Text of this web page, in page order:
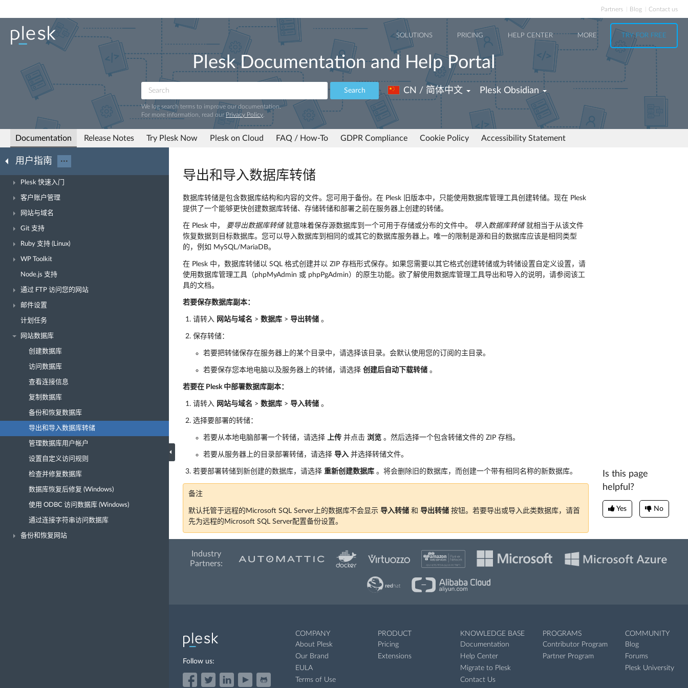
Partners Blog Contact us
SOLUTIONS PRICING HELP CENTER MORE TRY FOR FREE
Plesk Documentation and Help Portal
Search
We log search terms to improve our documentation.
For more information, read our Privacy Policy
CN / 简体中文 Plesk Obsidian
Documentation Release Notes Try Plesk Now Plesk on Cloud FAQ / How-To GDPR Compliance Cookie Policy Accessibility Statement
用户指南 ···
Plesk 快速入门
客户账户管理
网站与域名
Git 支持
Ruby 支持 (Linux)
WP Toolkit
Node.js 支持
通过 FTP 访问您的网站
邮件设置
计划任务
网站数据库
创建数据库
访问数据库
查看连接信息
复制数据库
备份和恢复数据库
导出和导入数据库转储
管理数据库用户帐户
设置自定义访问规则
检查并修复数据库
数据库恢复后修复 (Windows)
使用 ODBC 访问数据库 (Windows)
通过连接字符串访问数据库
备份和恢复网站
导出和导入数据库转储
数据库转储是包含数据库结构和内容的文件。您可用于备份。在 Plesk 旧版本中，只能使用数据库管理工具创建转储。现在 Plesk
提供了一个能够更快创建数据库转储、存储转储和部署之前在服务器上创建的转储。
在 Plesk 中， 要导出数据库转储就意味着保存源数据库到一个可用于存储或分布的文件中。 导入数据库转储就相当于从该文件
恢复数据到目标数据库。您可以导入数据库到相同的或其它的数据库服务器上。唯一的限制是源和目的数据库应该是相同类型
的，例如 MySQL/MariaDB。
在 Plesk 中，数据库转储以 SQL 格式创建并以 ZIP 存档形式保存。如果您需要以其它格式创建转储或为转储设置自定义设置，请
使用数据库管理工具（phpMyAdmin 或 phpPgAdmin）的原生功能。欲了解使用数据库管理工具导出和导入的说明，请参阅该工
具的文档。
若要保存数据库副本：
请转入 网站与域名 > 数据库 > 导出转储 。
保存转储：
若要把转储保存在服务器上的某个目录中，请选择该目录。会默认使用您的订阅的主目录。
若要保存您本地电脑以及服务器上的转储，请选择 创建后自动下载转储 。
若要在 Plesk 中部署数据库副本：
请转入 网站与域名 > 数据库 > 导入转储 。
选择要部署的转储：
若要从本地电脑部署一个转储，请选择 上传 并点击 浏览 。然后选择一个包含转储文件的 ZIP 存档。
若要从服务器上的目录部署转储，请选择 导入 并选择转储文件。
若要部署转储到新创建的数据库，请选择 重新创建数据库 。将会删除旧的数据库，而创建一个带有相同名称的新数据库。
备注
默认托管于远程的Microsoft SQL Server上的数据库不会显示 导入转储 和 导出转储 按钮。若要导出或导入此类数据库，请首
先为远程的Microsoft SQL Server配置备份设置。
Is this page
helpful?
Yes No
Industry
Partners:
Follow us:
COMPANY
About Plesk
Our Brand
EULA
Terms of Use
PRODUCT
Pricing
Extensions
KNOWLEDGE BASE
Documentation
Help Center
Migrate to Plesk
Contact Us
PROGRAMS
Contributor Program
Partner Program
COMMUNITY
Blog
Forums
Plesk University